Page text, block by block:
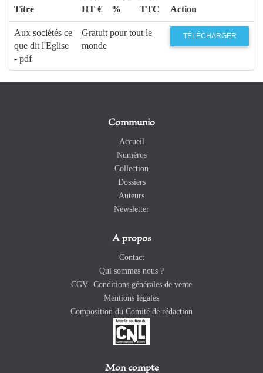
Titre
HT €
%
TTC
Action
Aux sociétés ce
que dit l'Eglise
- pdf
Gratuit pour tout le
monde
TÉLÉCHARGER
Communio
Accueil
Numéros
Collection
Dossiers
Auteurs
Newsletter
A propos
Contact
Qui sommes nous ?
CGV -Conditions générales de vente
Mentions légales
Composition du Comité de rédaction
Mon compte